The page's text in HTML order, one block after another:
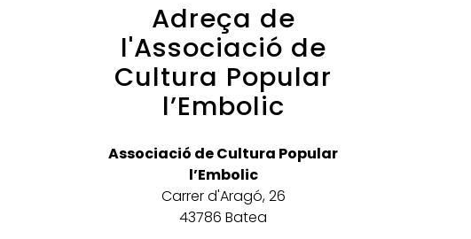
Adreça de
l'Associació de
Cultura Popular
l’Embolic
Associació de Cultura Popular
l’Embolic
Carrer d'Aragó, 26
43786 Batea